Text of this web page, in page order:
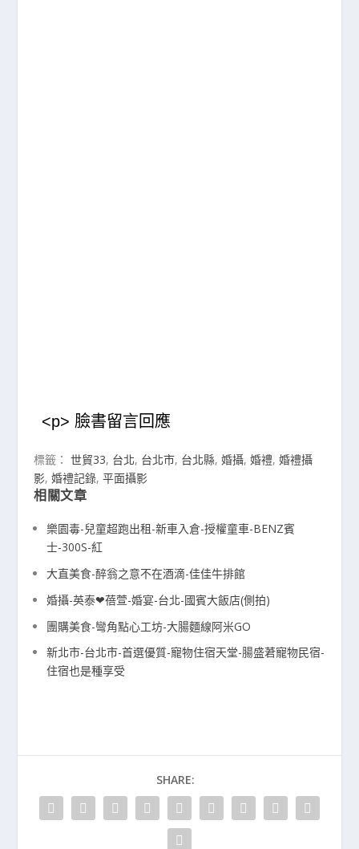
<p> 臉書留言回應
標籤：世貿33, 台北, 台北市, 台北縣,婚攝,婚禮,婚禮攝
影,婚禮記錄,平面攝影
相關文章
樂園毒-兒童超跑出租-新車入倉-授權童車-BENZ賓
士-300S-紅
大直美食-醉翁之意不在酒滴-佳佳牛排館
婚攝-英泰❤蓓萱-婚宴-台北-國賓大飯店(側拍)
團購美食-彎角點心工坊-大腸麵線阿米GO
新北市-台北市-首選優質-寵物住宿天堂-腸盛莙寵物民宿-
住宿也是種享受
SHARE: